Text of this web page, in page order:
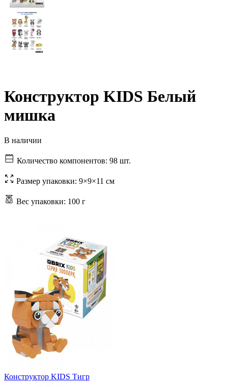
Конструктор KIDS Белый
мишка
В наличии
Количество компонентов: 98 шт.
Размер упаковки: 9×9×11 см
Вес упаковки: 100 г
Конструктор KIDS Тигр